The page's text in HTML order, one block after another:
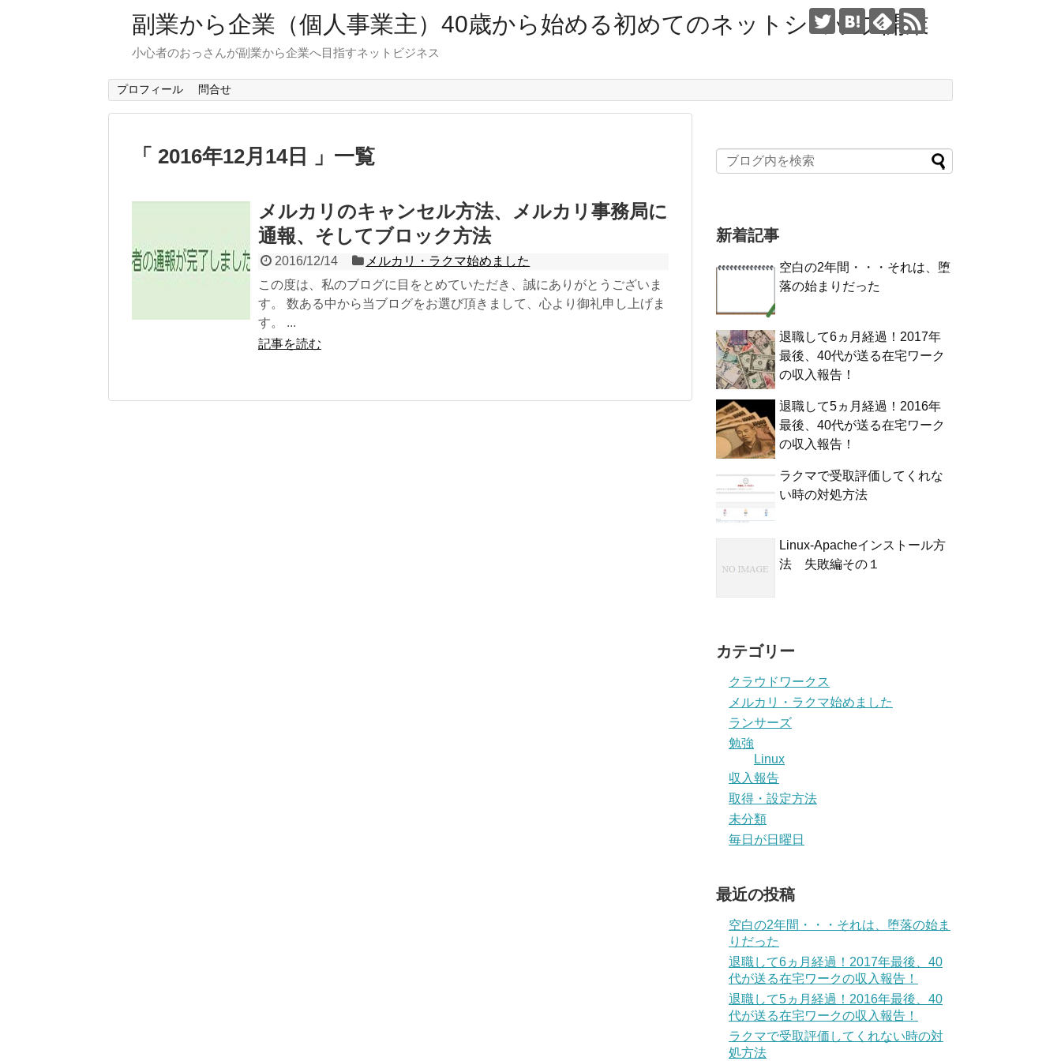
副業から企業（個人事業主）40歳から始める初めてのネットショップ開業
小心者のおっさんが副業から企業へ目指すネットビジネス
プロフィール 問合せ
「 2016年12月14日 」一覧
メルカリのキャンセル方法、メルカリ事務局に
通報、そしてブロック方法
2016/12/14
メルカリ・ラクマ始めました
この度は、私のブログに目をとめていただき、誠にありがとうございま
す。 数ある中から当ブログをお選び頂きまして、心より御礼申し上げま
す。 ...
記事を読む
新着記事
空白の2年間・・・それは、堕
落の始まりだった
退職して6ヵ月経過！2017年
最後、40代が送る在宅ワーク
の収入報告！
退職して5ヵ月経過！2016年
最後、40代が送る在宅ワーク
の収入報告！
ラクマで受取評価してくれな
い時の対処方法
Linux-Apacheインストール方
法 失敗編その１
カテゴリー
クラウドワークス
メルカリ・ラクマ始めました
ランサーズ
勉強
Linux
収入報告
取得・設定方法
未分類
毎日が日曜日
最近の投稿
空白の2年間・・・それは、堕落の始ま
りだった
退職して6ヵ月経過！2017年最後、40
代が送る在宅ワークの収入報告！
退職して5ヵ月経過！2016年最後、40
代が送る在宅ワークの収入報告！
ラクマで受取評価してくれない時の対
処方法